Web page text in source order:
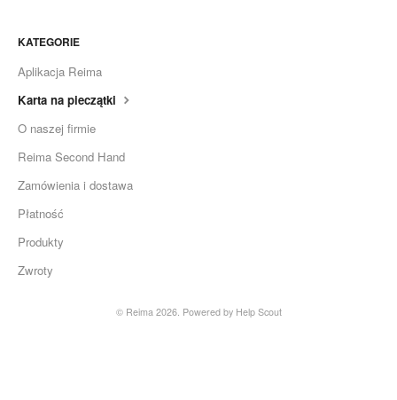
KATEGORIE
Aplikacja Reima
Karta na pieczątki
O naszej firmie
Reima Second Hand
Zamówienia i dostawa
Płatność
Produkty
Zwroty
© Reima 2026. Powered by Help Scout